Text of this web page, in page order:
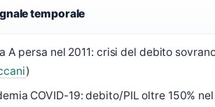
temporale
A persa nel 2011: crisi del debito
)
COVID-19: debito/PIL oltre 150%